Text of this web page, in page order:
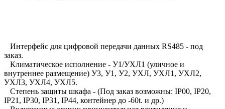
Интерфейс для цифровой передачи данных RS485 - под
заказ.
Климатическое исполнение - У1/УХЛ1 (уличное и
внутреннее размещение) У3, У1, У2, УХЛ, УХЛ1, УХЛ2,
УХЛ3, УХЛ4, УХЛ5.
Степень защиты шкафа - (Под заказ возможны: IP00, IP20,
IP21, IP30, IP31, IP44, контейнер до -60t. и др.)